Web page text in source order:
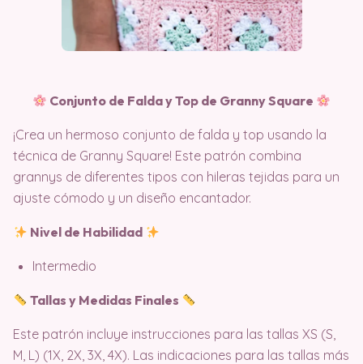
Conjunto de Falda y Top de Granny Square
¡Crea un hermoso conjunto de falda y top usando la
técnica de Granny Square! Este patrón combina
grannys de diferentes tipos con hileras tejidas para un
ajuste cómodo y un diseño encantador.
Nivel de Habilidad
Intermedio
Tallas y Medidas Finales
Este patrón incluye instrucciones para las tallas XS (S,
M, L) (1X, 2X, 3X, 4X). Las indicaciones para las tallas más